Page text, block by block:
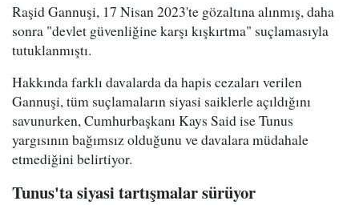
Raşid Gannuşi, 17 Nisan 2023'te gözaltına alınmış, daha
sonra "devlet güvenliğine karşı kışkırtma" suçlamasıyla
tutuklanmıştı.
Hakkında farklı davalarda da hapis cezaları verilen
Gannuşi, tüm suçlamaların siyasi saiklerle açıldığını
savunurken, Cumhurbaşkanı Kays Said ise Tunus
yargısının bağımsız olduğunu ve davalara müdahale
etmediğini belirtiyor.
Tunus'ta siyasi tartışmalar sürüyor